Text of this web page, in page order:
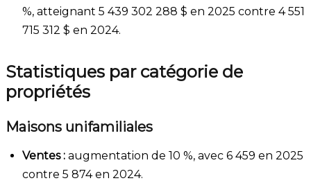
%, atteignant 5 439 302 288 $ en 2025 contre 4 551
715 312 $ en 2024.
Statistiques par catégorie de
propriétés
Maisons unifamiliales
Ventes : augmentation de 10 %, avec 6 459 en 2025
contre 5 874 en 2024.